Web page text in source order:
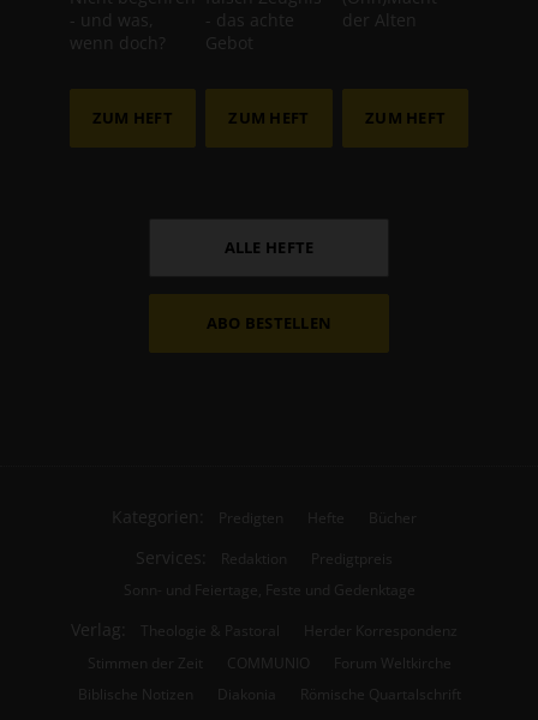
- und was,
wenn doch?
ZUM HEFT
- das achte
Gebot
ZUM HEFT
der Alten
ZUM HEFT
ALLE HEFTE
ABO BESTELLEN
Kategorien: Predigten Hefte Bücher
Services: Redaktion
Predigtpreis
Sonn- und Feiertage, Feste und Gedenktage
Verlag: Theologie & Pastoral
Herder Korrespondenz
Stimmen der Zeit
COMMUNIO
Forum Weltkirche
Biblische Notizen
Diakonia Römische Quartalschrift